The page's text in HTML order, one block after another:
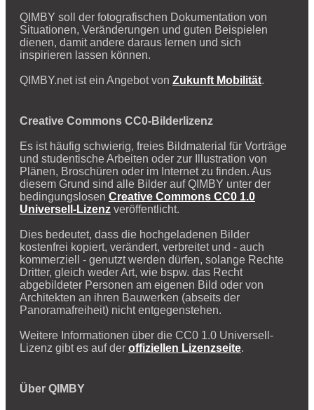
QIMBY soll der fotografischen Dokumentation von
Situationen, Veränderungen und guten Beispielen
dienen, damit andere daraus lernen und sich
inspirieren lassen können.
QIMBY.net ist ein Angebot von Zukunft Mobilität.
Creative Commons CC0-Bilderlizenz
Es ist häufig schwierig, freies Bildmaterial für Vorträge
und studentische Arbeiten oder zur Illustration von
Plänen, Broschüren oder im Internet zu finden. Aus
diesem Grund sind alle Bilder auf QIMBY unter der
bedingungslosen Creative Commons CC0 1.0
Universell-Lizenz veröffentlicht.
Dies bedeutet, dass die hochgeladenen Bilder
kostenfrei kopiert, verändert, verbreitet und - auch
kommerziell - genutzt werden dürfen, solange Rechte
Dritter, gleich weder Art, wie bspw. das Recht
abgebildeter Personen am eigenen Bild oder von
Architekten an ihren Bauwerken (abseits der
Panoramafreiheit) nicht entgegenstehen.
Weitere Informationen über die CC0 1.0 Universell-
Lizenz gibt es auf der offiziellen Lizenzseite.
Über QIMBY